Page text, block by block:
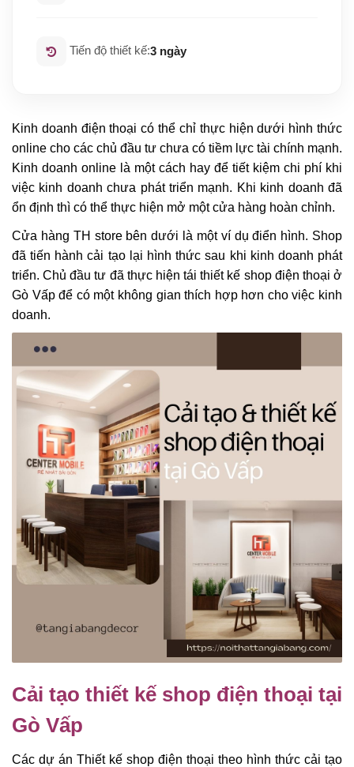
Tiến độ thiết kế:3 ngày
Kinh doanh điện thoại có thể chỉ thực hiện dưới hình thức
online cho các chủ đầu tư chưa có tiềm lực tài chính mạnh.
Kinh doanh online là một cách hay để tiết kiệm chi phí khi
việc kinh doanh chưa phát triển mạnh. Khi kinh doanh đã
ổn định thì có thể thực hiện mở một cửa hàng hoàn chỉnh.
Cửa hàng TH store bên dưới là một ví dụ điển hình. Shop
đã tiến hành cải tạo lại hình thức sau khi kinh doanh phát
triển. Chủ đầu tư đã thực hiện tái thiết kế shop điện thoại ở
Gò Vấp để có một không gian thích hợp hơn cho việc kinh
doanh.
Cải tạo thiết kế shop điện thoại tại
Gò Vấp
Các dự án Thiết kế shop điện thoại theo hình thức cải tạo